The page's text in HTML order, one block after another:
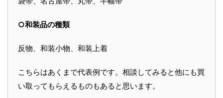
○和装品の種類
反物、和装小物、和装上着
こちらはあくまで代表例です。相談してみると他にも買
い取ってもらえるものもあると思います。